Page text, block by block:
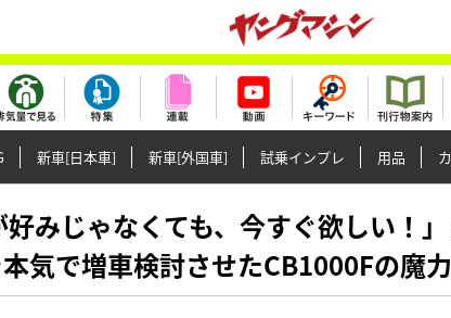
新車[日本車] 新車[外国車] 試乗インプレ 用品
みじゃなくても、今すぐ欲しい！
気で増車検討させたCB1000Fの魔力